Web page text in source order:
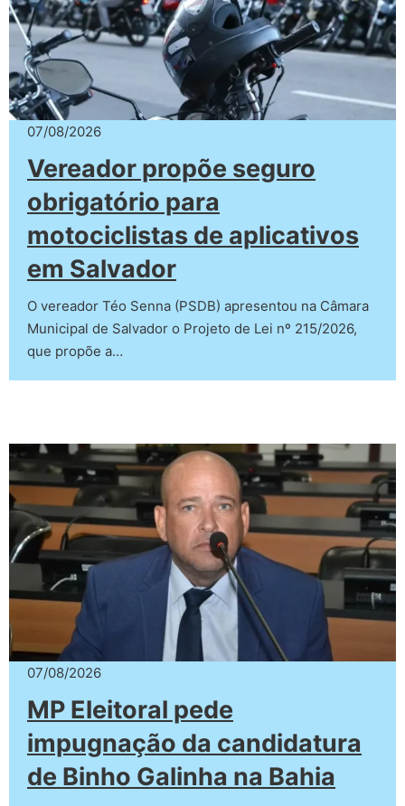
07/08/2026
Vereador propõe seguro
obrigatório para
motociclistas de aplicativos
em Salvador
O vereador Téo Senna (PSDB) apresentou na Câmara
Municipal de Salvador o Projeto de Lei nº 215/2026,
que propõe a…
07/08/2026
MP Eleitoral pede
impugnação da candidatura
de Binho Galinha na Bahia